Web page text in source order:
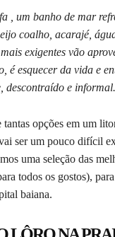
, um banho de mar
coalho, acarajé,
exigentes vão
é esquecer da vida e
descontraído e informal.
opções em um
ser um pouco difícil
uma seleção das
todos os gostos),
baiana.